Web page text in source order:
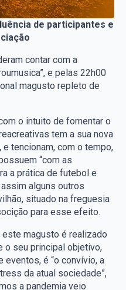
de participantes e
contar com a
e pelas 22h00
magusto repleto de
o intuito de fomentar o
tem a sua nova
e tencionam, com o tempo,
“com as
a prática de futebol e
alguns outros
situado na freguesia
para esse efeito.
magusto é realizado
o seu principal objetivo,
é “o convívio, a
da atual sociedade”,
a pandemia veio